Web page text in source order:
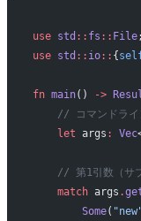
use std :: fs :: File;
use std :: io:: {
fn main() ->
// コマンドライ
    let
args : Vec
// 第1引数（サ
    match
args .
        Some
(